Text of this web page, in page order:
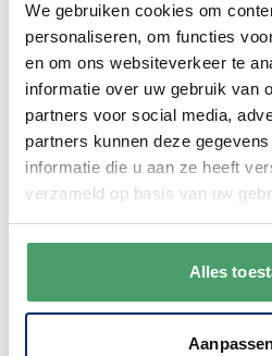
We gebruiken cookies om
personaliseren, om functies
en om ons websiteverkeer te
informatie over uw gebruik van
partners voor social media,
partners kunnen deze
informatie die u aan ze heeft
verzameld op basis van uw
Alles
en duurzaam met
papier.Vanaf € 55,-
ook nog eens helemaal
Goede
We krijgen een goede
klanten. 9+